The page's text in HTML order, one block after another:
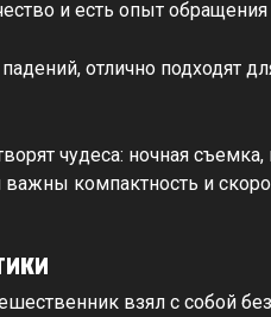
и есть опыт обращения
отлично подходят
чудеса: ночная
компактность и
взял с собой